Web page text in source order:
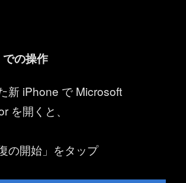
の操作
新 iPhone で Microsoft
を開くと、
の開始」をタップ